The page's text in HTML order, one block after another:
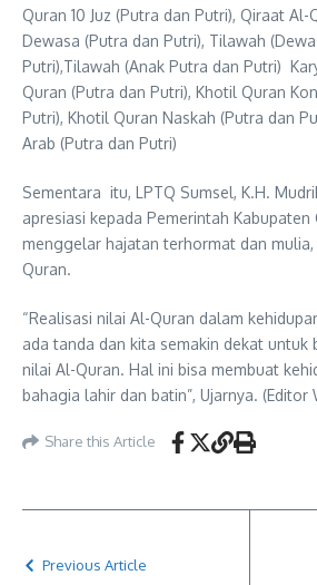
Quran 10 Juz (Putra dan Putri), Qiraat
Dewasa (Putra dan Putri), Tilawah
Putri),Tilawah (Anak Putra dan Putri)
Quran (Putra dan Putri), Khotil Quran
Putri), Khotil Quran Naskah (Putra dan
Arab (Putra dan Putri)
Sementara itu, LPTQ Sumsel, K.H.
apresiasi kepada Pemerintah Kabupaten
menggelar hajatan terhormat dan
Quran.
“Realisasi nilai Al-Quran dalam
ada tanda dan kita semakin dekat untuk
nilai Al-Quran. Hal ini bisa membuat
bahagia lahir dan batin”, Ujarnya. (Editor
Share this Article
Previous Article